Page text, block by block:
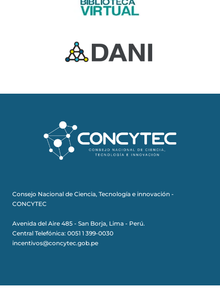
Consejo Nacional de Ciencia, Tecnología e innovación -
CONCYTEC
Avenida del Aire 485 - San Borja, Lima - Perú.
Central Telefónica: 0051 1 399-0030
incentivos@concytec.gob.pe